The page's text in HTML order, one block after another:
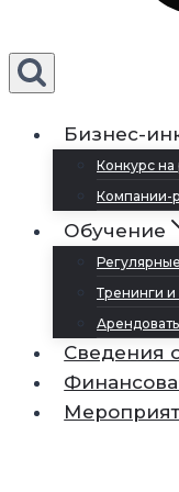
Бизнес-
Конкурс на
Компании-
Обучение
Тренинги
Сведения